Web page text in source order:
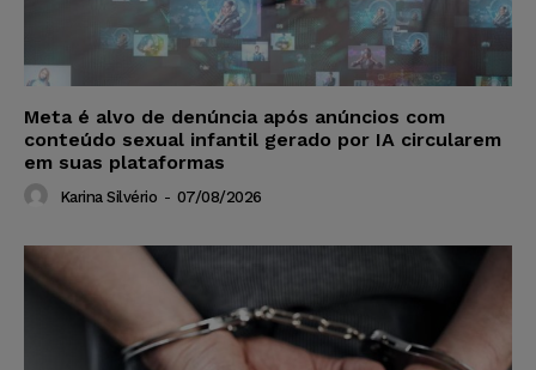
Meta é alvo de denúncia após anúncios com
conteúdo sexual infantil gerado por IA circularem
em suas plataformas
Karina Silvério - 07/08/2026